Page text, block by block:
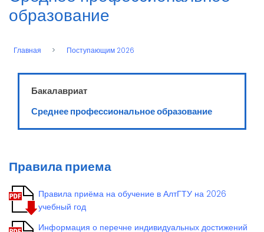
образование
Строка
Главная Поступающим 2026
Бакалавриат
Среднее профессиональное образование
Правила приема
Правила приёма на обучение в АлтГТУ на 2026
учебный год
Информация о перечне индивидуальных достижений